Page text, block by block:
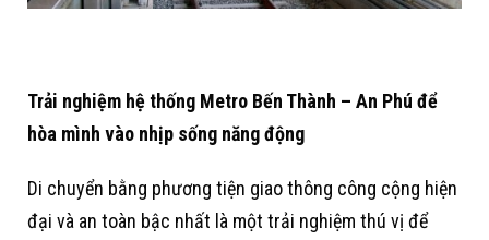
Trải nghiệm hệ thống Metro Bến Thành – An Phú để
hòa mình vào nhịp sống năng động
Di chuyển bằng phương tiện giao thông công cộng hiện
đại và an toàn bậc nhất là một trải nghiệm thú vị để